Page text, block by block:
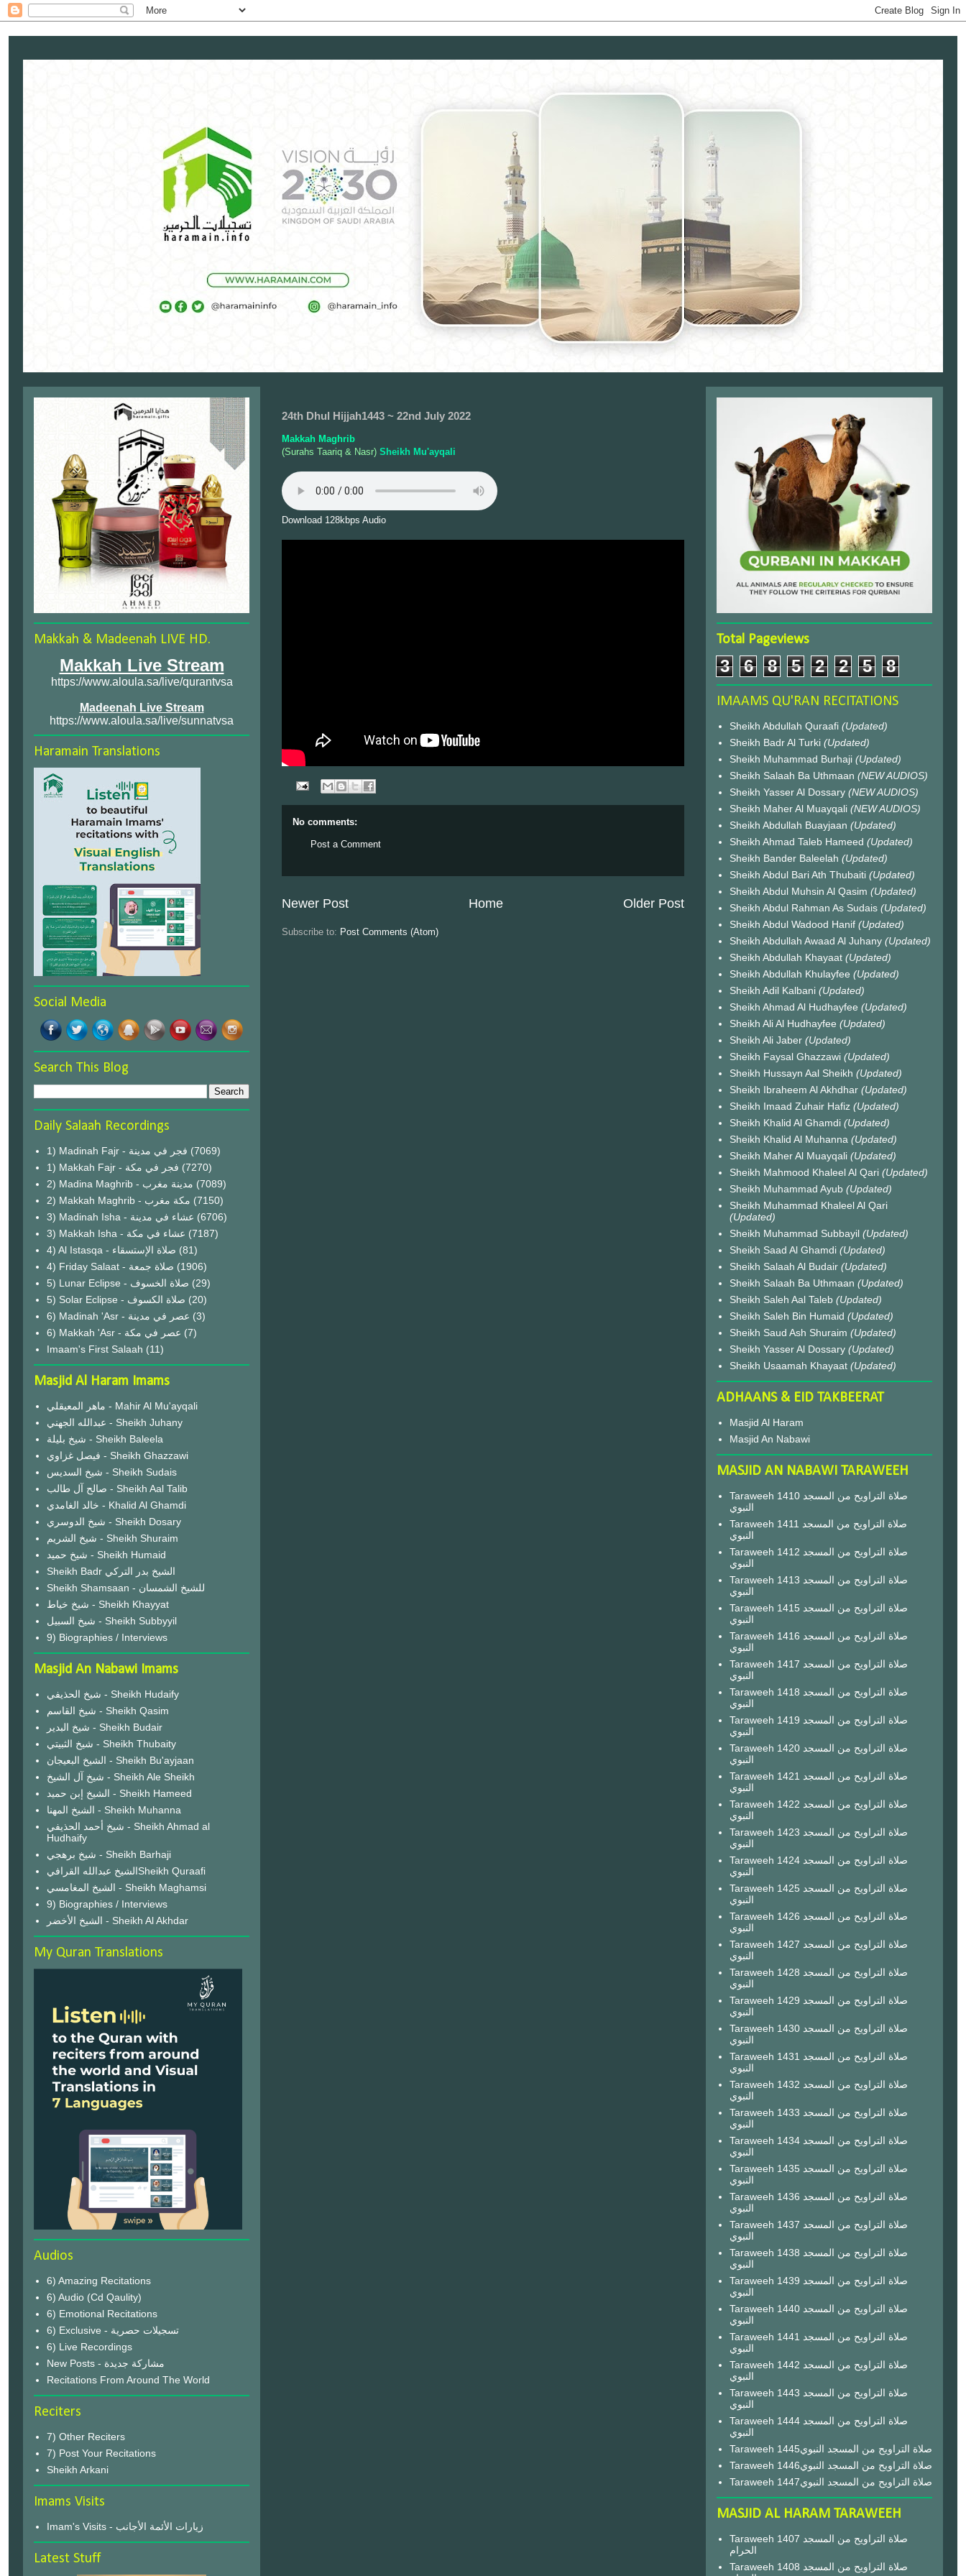
24th Dhul Hijjah1443 ~ 22nd July 2022
Makkah Maghrib
(Surahs Taariq & Nasr) Sheikh Mu'ayqali
Download 128kbps Audio
No comments:
Post a Comment
Newer Post Older Post
Home
Subscribe to: Post Comments (Atom)
Makkah & Madeenah LIVE HD.
Makkah Live Stream
https://www.aloula.sa/live/qurantvsa
Madeenah Live Stream
https://www.aloula.sa/live/sunnatvsa
Haramain Translations
Social Media
Search This Blog
Daily Salaah Recordings
1) Madinah Fajr - فجر في مدينة (7069)
1) Makkah Fajr - فجر في مكة (7270)
2) Madina Maghrib - مدينة مغرب (7089)
2) Makkah Maghrib - مكة مغرب (7150)
3) Madinah Isha - عشاء في مدينة (6706)
3) Makkah Isha - عشاء في مكة (7187)
4) Al Istasqa - صلاة الإستسقاء (81)
4) Friday Salaat - صلاة جمعة (1906)
5) Lunar Eclipse - صلاة الخسوف (29)
(20)
6) Madinah 'Asr - عصر في مدينة (3)
6) Makkah 'Asr - عصر في مكة (7)
Imaam's First Salaah (11)
Masjid Al Haram Imams
ماهر المعيقلي - Mahir Al Mu'ayqali
عبدالله الجهني - Sheikh Juhany
شيخ بليلة - Sheikh Baleela
فيصل غزاوي - Sheikh Ghazzawi
شيخ السديس - Sheikh Sudais
صالح آل طالب - Sheikh Aal Talib
خالد الغامدي - Khalid Al Ghamdi
شيخ الدوسري - Sheikh Dosary
شيخ الشريم - Sheikh Shuraim
شيخ حميد - Sheikh Humaid
Sheikh Badr الشيخ بدر التركي
Sheikh Shamsaan - للشيخ الشمسان
شيخ خياط - Sheikh Khayyat
شيخ السبيل - Sheikh Subbyyil
9) Biographies / Interviews
Masjid An Nabawi Imams
شيخ الحذيفي - Sheikh Hudaify
شيخ القاسم - Sheikh Qasim
شيخ البدير - Sheikh Budair
شيخ الثبيتي - Sheikh Thubaity
الشيخ البعيجان - Sheikh Bu'ayjaan
شيخ آل الشيخ - Sheikh Ale Sheikh
الشيخ إبن حميد - Sheikh Hameed
الشيخ المهنا - Sheikh Muhanna
شيخ أحمد الحذيفي - Sheikh Ahmad al
Hudhaify
شيخ برهجي - Sheikh Barhaji
الشيخ عبدالله القرافيSheikh Quraafi
الشيخ المغامسي - Sheikh Maghamsi
9) Biographies / Interviews
الشيخ الأخضر - Sheikh Al Akhdar
My Quran Translations
Audios
6) Amazing Recitations
6) Audio (Cd Qaulity)
6) Emotional Recitations
6) Exclusive - تسجيلات حصرية
6) Live Recordings
New Posts - مشاركة جديدة
Recitations From Around The World
Reciters
7) Other Reciters
7) Post Your Recitations
Sheikh Arkani
Imams Visits
Imam's Visits - زيارات الأئمة الأجانب
Latest Stuff
Total Pageviews
3 6 8 5 2 2 5 8
IMAAMS QU'RAN RECITATIONS
Sheikh Abdullah Quraafi (Updated)
Sheikh Badr Al Turki (Updated)
Sheikh Muhammad Burhaji (Updated)
Sheikh Salaah Ba Uthmaan (NEW AUDIOS)
Sheikh Yasser Al Dossary (NEW AUDIOS)
Sheikh Maher Al Muayqali (NEW AUDIOS)
Sheikh Abdullah Buayjaan (Updated)
Sheikh Ahmad Taleb Hameed (Updated)
Sheikh Bander Baleelah (Updated)
Sheikh Abdul Bari Ath Thubaiti (Updated)
Sheikh Abdul Muhsin Al Qasim (Updated)
Sheikh Abdul Rahman As Sudais (Updated)
Sheikh Abdul Wadood Hanif (Updated)
Sheikh Abdullah Awaad Al Juhany (Updated)
Sheikh Abdullah Khayaat (Updated)
Sheikh Abdullah Khulayfee (Updated)
Sheikh Adil Kalbani (Updated)
Sheikh Ahmad Al Hudhayfee (Updated)
Sheikh Ali Al Hudhayfee (Updated)
Sheikh Ali Jaber (Updated)
Sheikh Faysal Ghazzawi (Updated)
Sheikh Hussayn Aal Sheikh (Updated)
Sheikh Ibraheem Al Akhdhar (Updated)
Sheikh Imaad Zuhair Hafiz (Updated)
Sheikh Khalid Al Ghamdi (Updated)
Sheikh Khalid Al Muhanna (Updated)
Sheikh Maher Al Muayqali (Updated)
Sheikh Mahmood Khaleel Al Qari (Updated)
Sheikh Muhammad Ayub (Updated)
Sheikh Muhammad Khaleel Al Qari
(Updated)
Sheikh Muhammad Subbayil (Updated)
Sheikh Saad Al Ghamdi (Updated)
Sheikh Salaah Al Budair (Updated)
Sheikh Salaah Ba Uthmaan (Updated)
Sheikh Saleh Aal Taleb (Updated)
Sheikh Saleh Bin Humaid (Updated)
Sheikh Saud Ash Shuraim (Updated)
Sheikh Yasser Al Dossary (Updated)
Sheikh Usaamah Khayaat (Updated)
ADHAANS & EID TAKBEERAT
Masjid Al Haram
Masjid An Nabawi
MASJID AN NABAWI TARAWEEH
Taraweeh 1410 صلاة التراويح من المسجد
النبوي
Taraweeh 1411 صلاة التراويح من المسجد
النبوي
Taraweeh 1412 صلاة التراويح من المسجد
النبوي
Taraweeh 1413 صلاة التراويح من المسجد
النبوي
Taraweeh 1415 صلاة التراويح من المسجد
النبوي
Taraweeh 1416 صلاة التراويح من المسجد
النبوي
Taraweeh 1417 صلاة التراويح من المسجد
النبوي
Taraweeh 1418 صلاة التراويح من المسجد
النبوي
Taraweeh 1419 صلاة التراويح من المسجد
النبوي
Taraweeh 1420 صلاة التراويح من المسجد
النبوي
Taraweeh 1421 صلاة التراويح من المسجد
النبوي
Taraweeh 1422 صلاة التراويح من المسجد
النبوي
Taraweeh 1423 صلاة التراويح من المسجد
النبوي
Taraweeh 1424 صلاة التراويح من المسجد
النبوي
Taraweeh 1425 صلاة التراويح من المسجد
النبوي
Taraweeh 1426 صلاة التراويح من المسجد
النبوي
Taraweeh 1427 صلاة التراويح من المسجد
النبوي
Taraweeh 1428 صلاة التراويح من المسجد
النبوي
Taraweeh 1429 صلاة التراويح من المسجد
النبوي
Taraweeh 1430 صلاة التراويح من المسجد
النبوي
Taraweeh 1431 صلاة التراويح من المسجد
النبوي
Taraweeh 1432 صلاة التراويح من المسجد
النبوي
Taraweeh 1433 صلاة التراويح من المسجد
النبوي
Taraweeh 1434 صلاة التراويح من المسجد
النبوي
Taraweeh 1435 صلاة التراويح من المسجد
النبوي
Taraweeh 1436 صلاة التراويح من المسجد
النبوي
Taraweeh 1437 صلاة التراويح من المسجد
النبوي
Taraweeh 1438 صلاة التراويح من المسجد
النبوي
Taraweeh 1439 صلاة التراويح من المسجد
النبوي
Taraweeh 1440 صلاة التراويح من المسجد
النبوي
Taraweeh 1441 صلاة التراويح من المسجد
النبوي
Taraweeh 1442 صلاة التراويح من المسجد
النبوي
Taraweeh 1443 صلاة التراويح من المسجد
النبوي
Taraweeh 1444 صلاة التراويح من المسجد
النبوي
Taraweeh 1445صلاة التراويح من المسجد النبوي
Taraweeh 1446صلاة التراويح من المسجد النبوي
Taraweeh 1447صلاة التراويح من المسجد النبوي
MASJID AL HARAM TARAWEEH
Taraweeh 1407 صلاة التراويح من المسجد
الحرام
Taraweeh 1408 صلاة التراويح من المسجد